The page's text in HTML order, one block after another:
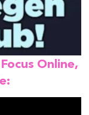
Online,